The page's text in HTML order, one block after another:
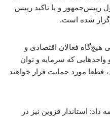
رییس‌جمهور و با تاکید رییس‌
شده است.
فعالان اقتصادی و
واحدهایی که سرمایه و توان
قطعا مورد حمایت قرار خواهند
داد: استاندار قزوین نیز در